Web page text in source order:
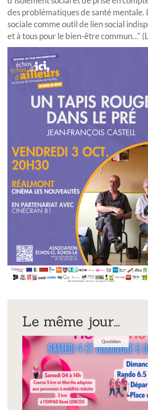
des problématiques de santé mentale.
sociale comme outil de lien social
et à tous pour le bien-être commun..."
Le même jour...
Quotidien